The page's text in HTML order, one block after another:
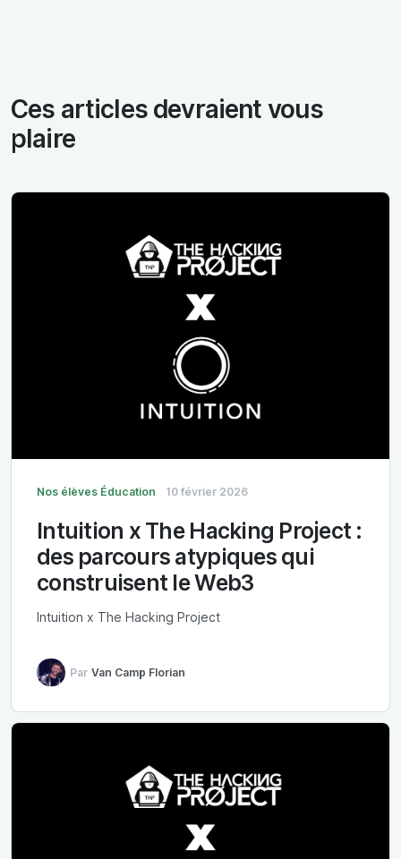
Ces articles devraient vous
plaire
Nos élèves Éducation 10 février 2026
Intuition x The Hacking Project :
des parcours atypiques qui
construisent le Web3
Intuition x The Hacking Project
Par Van Camp Florian